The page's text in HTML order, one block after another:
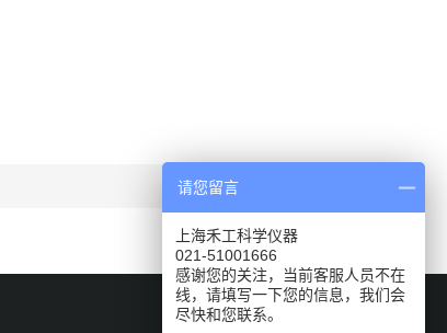
请您留言
上海禾工科学仪器
021-51001666
感谢您的关注，当前客服人员不在
线，请填写一下您的信息，我们会
尽快和您联系。